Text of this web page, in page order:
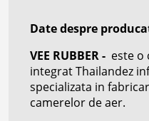
Date despre
VEE RUBBER - este o
integrat Thailandez
specializata in
camerelor de aer.